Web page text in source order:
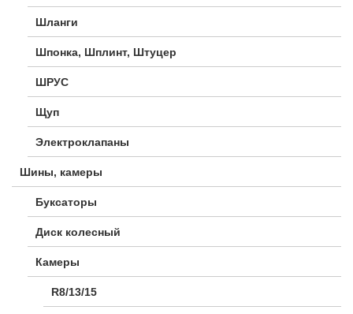
Шланги
Шпонка, Шплинт, Штуцер
ШРУС
Щуп
Электроклапаны
Шины, камеры
Буксаторы
Диск колесный
Камеры
R8/13/15